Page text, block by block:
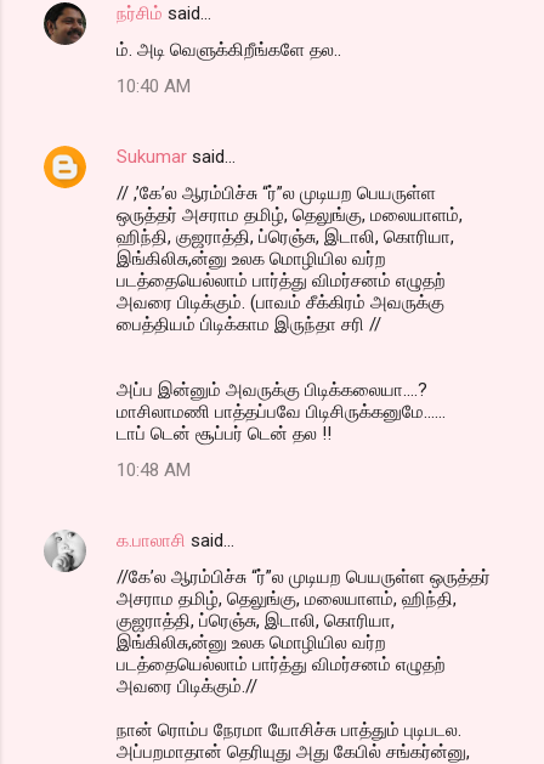
நர்சிம் said…
ம். அடி வெளுக்கிறீங்களே தல..
10:40 AM
Sukumar said…
// ,’கே’ல ஆரம்பிச்சு “ர்”ல முடியற பெயருள்ள
ஒருத்தர் அசராம தமிழ், தெலுங்கு, மலையாளம்,
ஹிந்தி, குஜராத்தி, ப்ரெஞ்சு, இடாலி, கொரியா,
இங்கிலிசு,ன்னு உலக மொழியில வர்ற
படத்தையெல்லாம் பார்த்து விமர்சனம் எழுதற்
அவரை பிடிக்கும். (பாவம் சீக்கிரம் அவருக்கு
பைத்தியம் பிடிக்காம இருந்தா சரி //
அப்ப இன்னும் அவருக்கு பிடிக்கலையா....?
மாசிலாமணி பாத்தப்பவே பிடிசிருக்கனுமே......
டாப் டென் சூப்பர் டென் தல !!
10:48 AM
க.பாலாசி said…
//கே’ல ஆரம்பிச்சு “ர்”ல முடியற பெயருள்ள ஒருத்தர்
அசராம தமிழ், தெலுங்கு, மலையாளம், ஹிந்தி,
குஜராத்தி, ப்ரெஞ்சு, இடாலி, கொரியா,
இங்கிலிசு,ன்னு உலக மொழியில வர்ற
படத்தையெல்லாம் பார்த்து விமர்சனம் எழுதற்
அவரை பிடிக்கும்.//
நான் ரொம்ப நேரமா யோசிச்சு பாத்தும் புடிபடல.
அப்பறமாதான் தெரியுது அது கேபில் சங்கர்ன்னு,